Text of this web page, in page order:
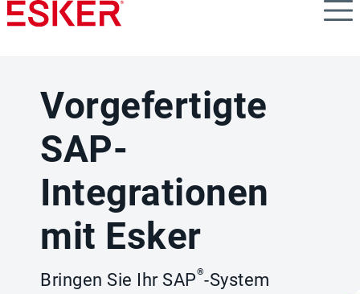
Skip
to
Vorgefertigte
SAP-
Integrationen
mit Esker
Bringen Sie Ihr SAP®-System